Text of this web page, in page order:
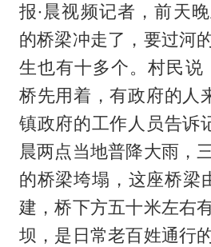
报·晨视频记者，前天
的桥梁冲走了，要过河
生也有十多个。村民说
桥先用着，有政府的人
镇政府的工作人员告诉
晨两点当地普降大雨，
的桥梁垮塌，这座桥梁
建，桥下方五十米左右
坝，是日常老百姓通行